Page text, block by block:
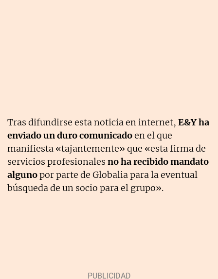
Tras difundirse esta noticia en internet, E&Y ha
enviado un duro comunicadoen el que
manifiesta «tajantemente» que «esta firma de
servicios profesionales no ha recibido mandato
algunopor parte de Globalia para la eventual
búsqueda de un socio para el grupo».